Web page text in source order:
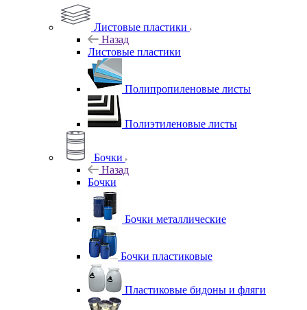
Листовые пластики
Назад
Листовые пластики
Полипропиленовые листы
Полиэтиленовые листы
Бочки
Назад
Бочки
Бочки металлические
Бочки пластиковые
Пластиковые бидоны и фляги